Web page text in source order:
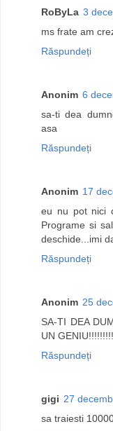
RoByLa 3
ms frate am
Răspundeți
Anonim 6
sa-ti dea
asa
Răspundeți
Anonim 17
eu nu pot nici
Programe si
deschide...imi
Răspundeți
Anonim 25
SA-TI DEA
UN
Răspundeți
gigi 27
sa traiesti